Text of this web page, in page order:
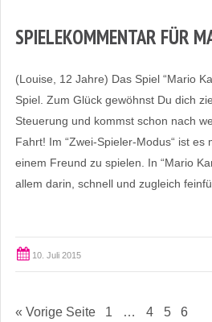
SPIELEKOMMENTAR FÜR
(Louise, 12 Jahre) Das Spiel “Mario
Spiel. Zum Glück gewöhnst Du dich
Steuerung und kommst schon nach
Fahrt! Im “Zwei-Spieler-Modus“ ist es
einem Freund zu spielen. In “Mario
allem darin, schnell und zugleich
10. Juli 2015
« Vorige Seite 1 … 4 5 6